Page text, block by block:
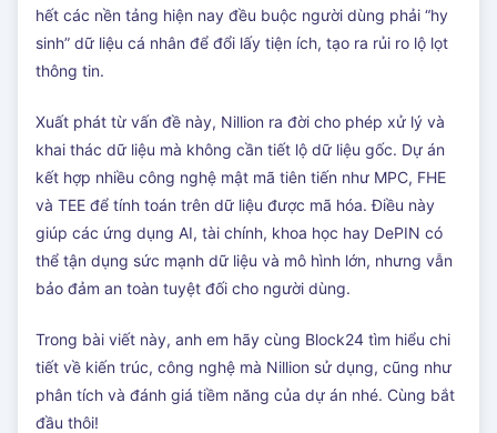
hết các nền tảng hiện nay đều buộc người dùng phải “hy
sinh” dữ liệu cá nhân để đổi lấy tiện ích, tạo ra rủi ro lộ lọt
thông tin.
Xuất phát từ vấn đề này, Nillion ra đời cho phép xử lý và
khai thác dữ liệu mà không cần tiết lộ dữ liệu gốc. Dự án
kết hợp nhiều công nghệ mật mã tiên tiến như MPC, FHE
và TEE để tính toán trên dữ liệu được mã hóa. Điều này
giúp các ứng dụng AI, tài chính, khoa học hay DePIN có
thể tận dụng sức mạnh dữ liệu và mô hình lớn, nhưng vẫn
bảo đảm an toàn tuyệt đối cho người dùng.
Trong bài viết này, anh em hãy cùng Block24 tìm hiểu chi
tiết về kiến trúc, công nghệ mà Nillion sử dụng, cũng như
phân tích và đánh giá tiềm năng của dự án nhé. Cùng bắt
đầu thôi!